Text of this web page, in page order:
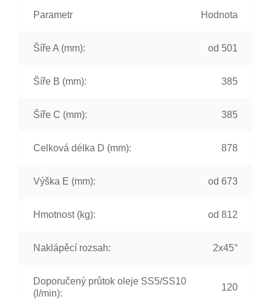
Parametr Hodnota
Šíře A (mm): od 501
Šíře B (mm): 385
Šíře C (mm): 385
Celková délka D (mm): 878
Výška E (mm): od 673
Hmotnost (kg): od 812
Naklápěcí rozsah: 2x45°
Doporučený průtok oleje SS5/SS10
(l/min):
120